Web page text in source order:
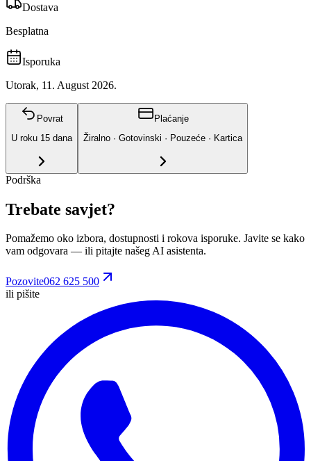
Dostava
Besplatna
Isporuka
Utorak, 11. August 2026.
Povrat
U roku 15 dana
Plaćanje
Žiralno · Gotovinski · Pouzeće · Kartica
Podrška
Trebate savjet?
Pomažemo oko izbora, dostupnosti i rokova isporuke. Javite se kako
vam odgovara — ili pitajte našeg AI asistenta.
Pozovite062 625 500
ili pišite